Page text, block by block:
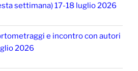
settimana) 17-18 luglio 2026
e incontro con autori
2026